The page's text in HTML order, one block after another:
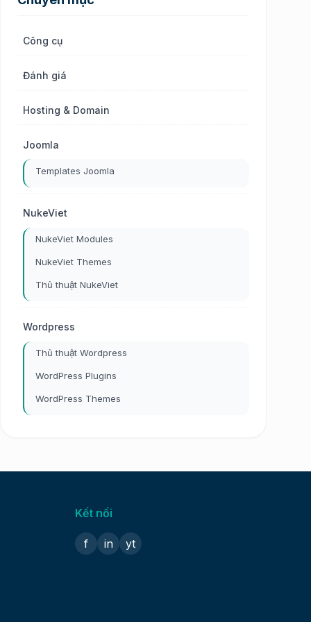
Công cụ
Đánh giá
Hosting & Domain
Joomla
Templates Joomla
NukeViet
NukeViet Modules
NukeViet Themes
Thủ thuật NukeViet
Wordpress
Thủ thuật Wordpress
WordPress Plugins
WordPress Themes
Kết nối
f in yt